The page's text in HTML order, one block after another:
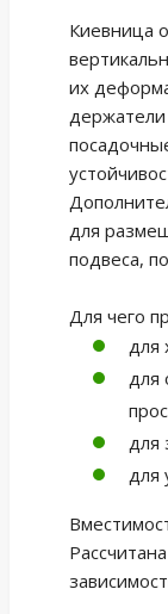
Киевница
их
для
подвеса,
Для чего
для
для
для
для